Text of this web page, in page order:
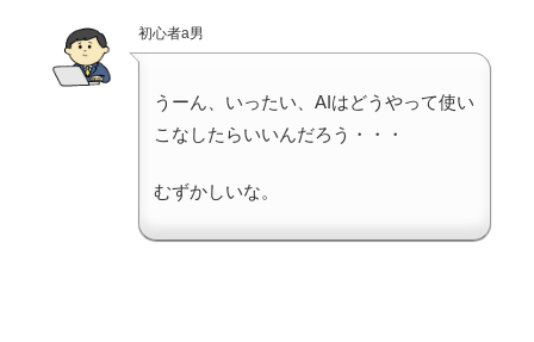
初心者a男
うーん、いったい、AIはどうやって使い
こなしたらいいんだろう・・・
むずかしいな。